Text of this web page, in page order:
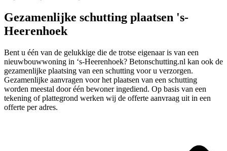
Gezamenlijke schutting plaatsen 's-
Heerenhoek
Bent u één van de gelukkige die de trotse eigenaar is van een
nieuwbouwwoning in ‘s-Heerenhoek? Betonschutting.nl kan ook de
gezamenlijke plaatsing van een schutting voor u verzorgen.
Gezamenlijke aanvragen voor het plaatsen van een schutting
worden meestal door één bewoner ingediend. Op basis van een
tekening of plattegrond werken wij de offerte aanvraag uit in een
offerte per adres.